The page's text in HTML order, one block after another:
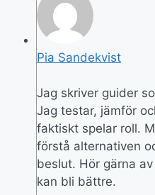
Pia Sandekvist
Jag skriver guider
Jag testar, jämför
faktiskt spelar roll.
förstå alternativen
beslut. Hör gärna
kan bli bättre.